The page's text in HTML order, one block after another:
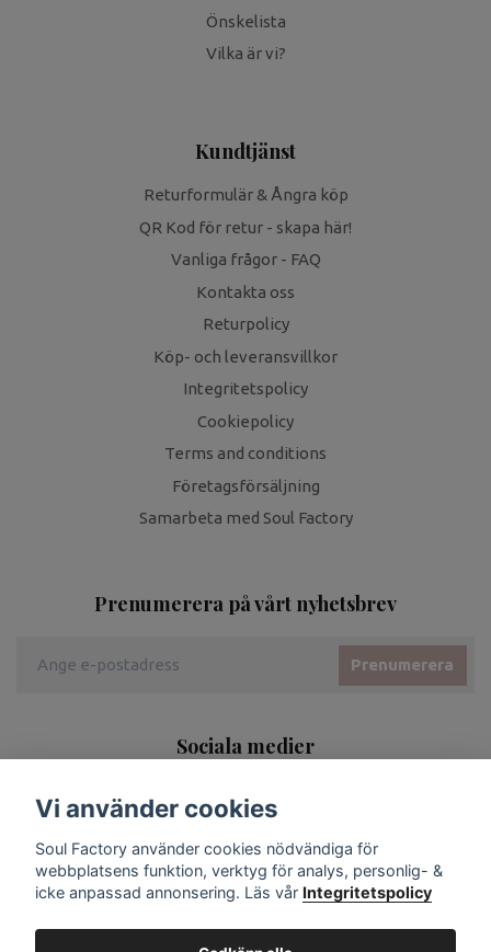
Önskelista
Vilka är vi?
Kundtjänst
Returformulär & Ångra köp
QR Kod för retur - skapa här!
Vanliga frågor - FAQ
Kontakta oss
Returpolicy
Köp- och leveransvillkor
Integritetspolicy
Cookiepolicy
Terms and conditions
Företagsförsäljning
Samarbeta med Soul Factory
Prenumerera på vårt nyhetsbrev
Prenumerera
Sociala medier
Vi använder cookies
Soul Factory använder cookies nödvändiga för
webbplatsens funktion, verktyg för analys, personlig- &
icke anpassad annonsering. Läs vår Integritetspolicy